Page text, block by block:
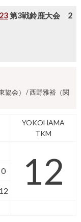
第3戦鈴鹿大会 2
協会） / 西野雅裕（関
YOKOHAMA
TKM
12
0
12